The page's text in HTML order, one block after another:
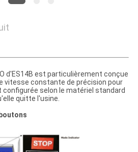
d'ES14B est particulièrement conçue
vitesse constante de précision pour
configurée selon le matériel standard
quitte l'usine.